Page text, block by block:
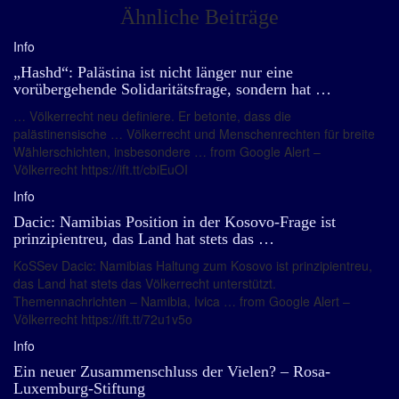
Ähnliche Beiträge
Info
„Hashd“: Palästina ist nicht länger nur eine
vorübergehende Solidaritätsfrage, sondern hat …
… Völkerrecht neu definiere. Er betonte, dass die
palästinensische … Völkerrecht und Menschenrechten für breite
Wählerschichten, insbesondere … from Google Alert –
Völkerrecht https://ift.tt/cbiEuOI
Info
Dacic: Namibias Position in der Kosovo-Frage ist
prinzipientreu, das Land hat stets das …
KoSSev Dacic: Namibias Haltung zum Kosovo ist prinzipientreu,
das Land hat stets das Völkerrecht unterstützt.
Themennachrichten – Namibia, Ivica … from Google Alert –
Völkerrecht https://ift.tt/72u1v5o
Info
Ein neuer Zusammenschluss der Vielen? – Rosa-
Luxemburg-Stiftung